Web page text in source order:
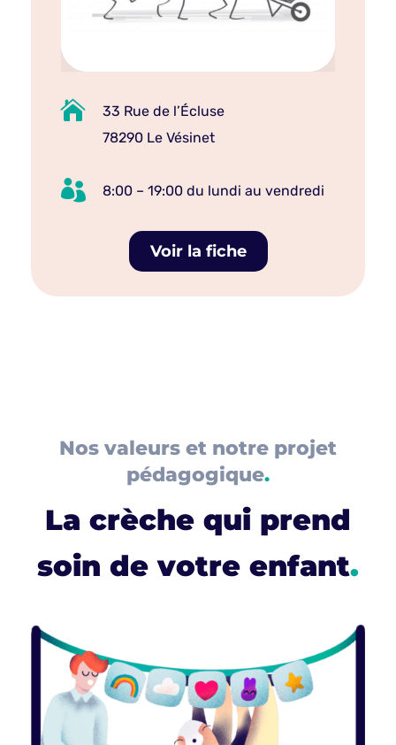

33 Rue de l’Écluse
78290 Le Vésinet
 8:00 – 19:00 du lundi au vendredi
Voir la fiche
Nos valeurs et notre projet
pédagogique.
La crèche qui prend
soin de votre enfant.